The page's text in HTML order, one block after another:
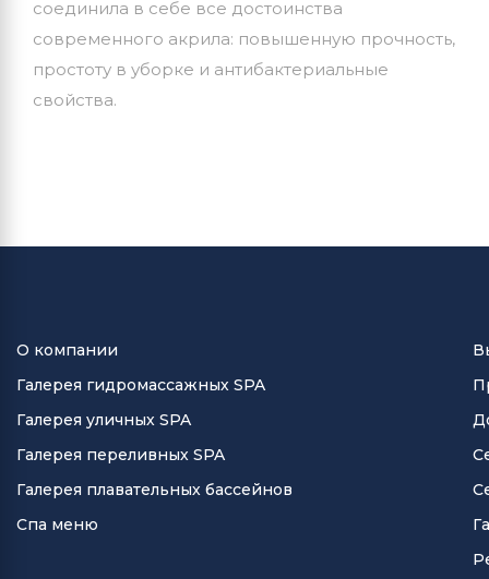
соединила в себе все достоинства
современного акрила: повышенную прочность,
простоту в уборке и антибактериальные
свойства.
О компании
Галерея гидромассажных SPA
Галерея уличных SPA
Галерея переливных SPA
Галерея плавательных бассейнов
Спа меню